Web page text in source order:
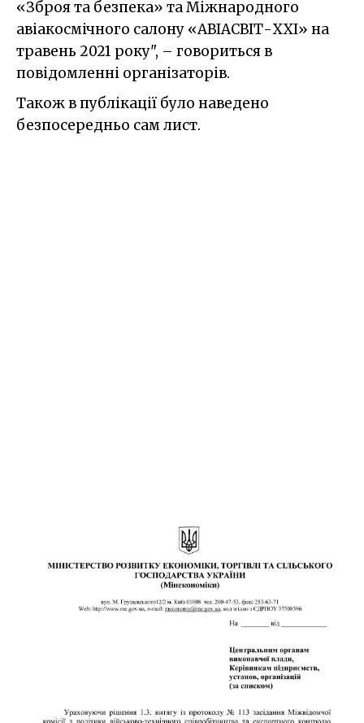
«Зброя та безпека» та Міжнародного
авіакосмічного салону «АВІАСВІТ-ХХІ» на
травень 2021 року", – говориться в
повідомленні організаторів.
Також в публікації було наведено
безпосередньо сам лист.